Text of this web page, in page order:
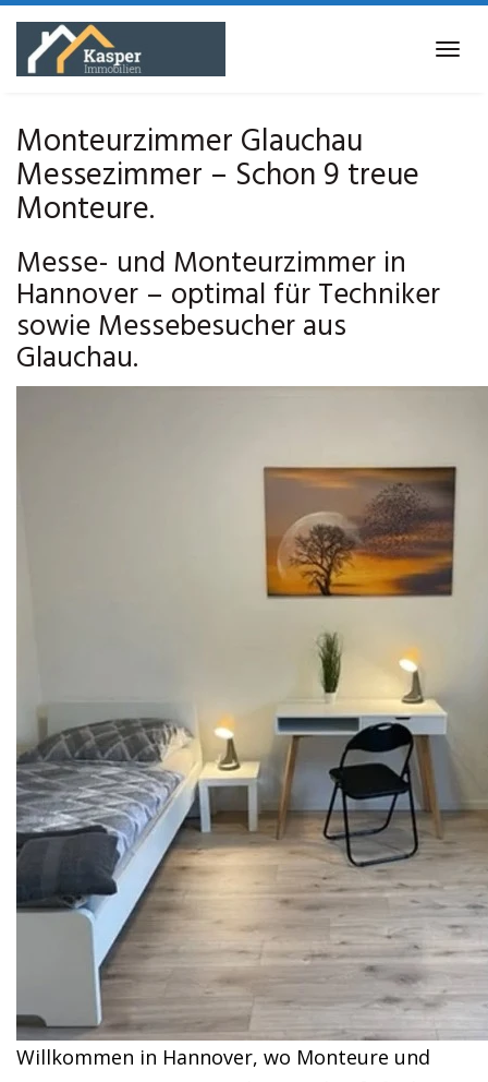
Skip
main
Monteurzimmer Glauchau
Messezimmer – Schon 9 treue
Monteure.
Messe- und Monteurzimmer in
Hannover – optimal für Techniker
sowie Messebesucher aus
Glauchau.
Willkommen in Hannover, wo Monteure und